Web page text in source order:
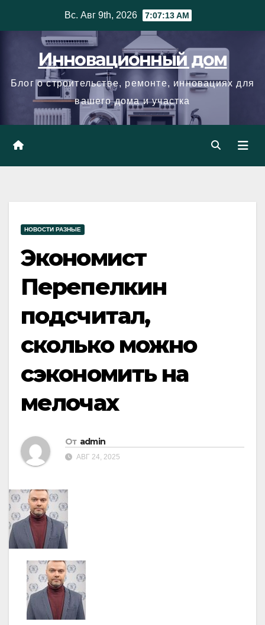
Вс. Авг 9th, 2026 7:07:14 AM
Инновационный дом
Блог о строительстве, ремонте, инновациях для
вашего дома и участка
НОВОСТИ РАЗНЫЕ
Экономист
Перепелкин
подсчитал,
сколько можно
сэкономить на
мелочах
От admin
АВГ 24, 2025